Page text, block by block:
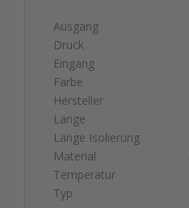
Ausgang
Druck
Eingang
Farbe
Hersteller
Länge
Länge Isolierung
Material
Temperatur
Typ